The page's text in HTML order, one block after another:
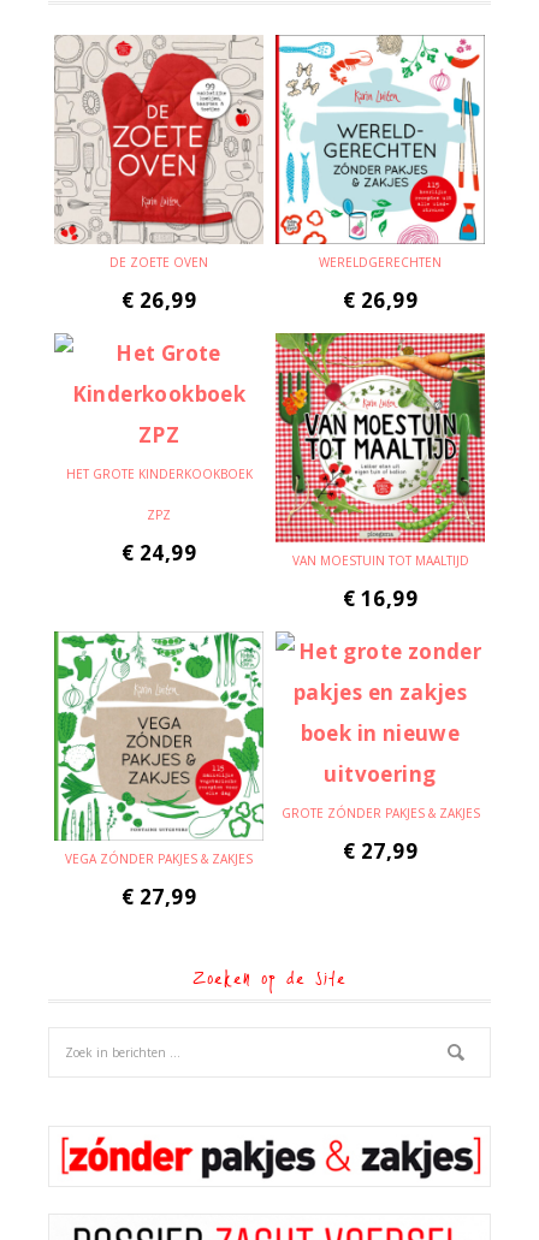
DE ZOETE OVEN
€ 26,99
WERELDGERECHTEN
€ 26,99
HET GROTE KINDERKOOKBOEK
ZPZ
€ 24,99 VAN MOESTUIN TOT MAALTIJD
€ 16,99
VEGA ZÓNDER PAKJES & ZAKJES
€ 27,99
GROTE ZÓNDER PAKJES & ZAKJES
€ 27,99
Zoeken op de site